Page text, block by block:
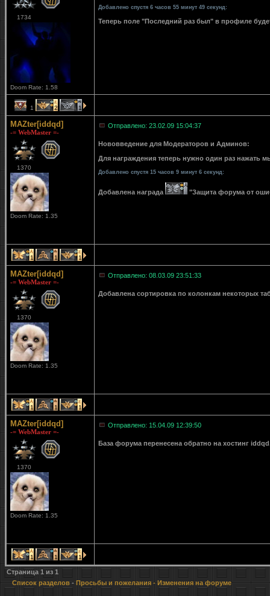
1734
Doom Rate: 1.58
Добавлено спустя 6 часов 55 минут 49 секунд:
Теперь поле "Последний раз был" в профиле
1 2 1
MAZter[iddqd]
-= WebMaster =-
1370
Doom Rate: 1.35
Отправлено: 23.02.09 15:04:37
Нововведение для Модераторов и Админов:
Для награждения теперь нужно один раз нажать
Добавлено спустя 15 часов 9 минут 6 секунд:
Добавлена награда "Защита форума от
1 1 1
MAZter[iddqd]
-= WebMaster =-
1370
Doom Rate: 1.35
Отправлено: 08.03.09 23:51:33
Добавлена сортировка по колонкам некоторых
1 1 1
MAZter[iddqd]
-= WebMaster =-
1370
Doom Rate: 1.35
Отправлено: 15.04.09 12:39:50
База форума перенесена обратно на хостинг
1 1 1
Страница 1из 1
Список разделов - Просьбы и пожелания - Изменения на форуме